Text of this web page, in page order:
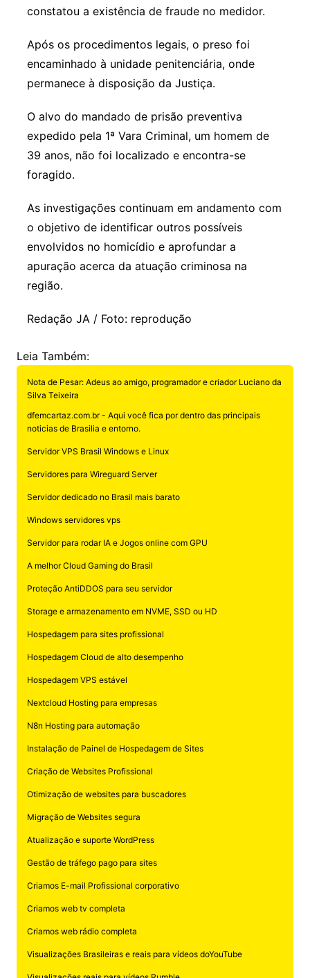
constatou a existência de fraude no medidor.
Após os procedimentos legais, o preso foi
encaminhado à unidade penitenciária, onde
permanece à disposição da Justiça.
O alvo do mandado de prisão preventiva
expedido pela 1ª Vara Criminal, um homem de
39 anos, não foi localizado e encontra-se
foragido.
As investigações continuam em andamento com
o objetivo de identificar outros possíveis
envolvidos no homicídio e aprofundar a
apuração acerca da atuação criminosa na
região.
Redação JA / Foto: reprodução
Leia Também:
Nota de Pesar: Adeus ao amigo, programador e criador Luciano da
Silva Teixeira
dfemcartaz.com.br - Aqui você fica por dentro das principais
noticias de Brasilia e entorno.
Servidor VPS Brasil Windows e Linux
Servidores para Wireguard Server
Servidor dedicado no Brasil mais barato
Windows servidores vps
Servidor para rodar IA e Jogos online com GPU
A melhor Cloud Gaming do Brasil
Proteção AntiDDOS para seu servidor
Storage e armazenamento em NVME, SSD ou HD
Hospedagem para sites profissional
Hospedagem Cloud de alto desempenho
Hospedagem VPS estável
Nextcloud Hosting para empresas
N8n Hosting para automação
Instalação de Painel de Hospedagem de Sites
Criação de Websites Profissional
Otimização de websites para buscadores
Migração de Websites segura
Atualização e suporte WordPress
Gestão de tráfego pago para sites
Criamos E-mail Profissional corporativo
Criamos web tv completa
Criamos web rádio completa
Visualizações Brasileiras e reais para vídeos doYouTube